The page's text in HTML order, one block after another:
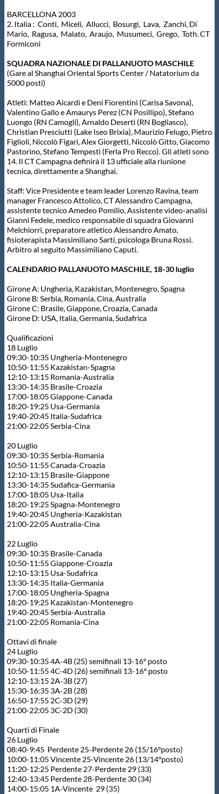
BARCELLONA 2003
2. Italia : Conti, Miceli, Allucci, Bosurgi, Lava, Zanchi, Di
Mario, Ragusa, Malato, Araujo, Musumeci, Grego, Toth. CT
Formiconi
SQUADRA NAZIONALE DI PALLANUOTO MASCHILE
(Gare al Shanghai Oriental Sports Center / Natatorium da
5000 posti)
Atleti: Matteo Aicardi e Deni Fiorentini (Carisa Savona),
Valentino Gallo e Amaurys Perez (CN Posillipo), Stefano
Luongo (RN Camogli), Arnaldo Deserti (RN Bogliasco),
Christian Presciutti (Lake Iseo Brixia), Maurizio Felugo, Pietro
Figlioli, Niccolò Figari, Alex Giorgetti, Niccolò Gitto, Giacomo
Pastorino, Stefano Tempesti (Ferla Pro Recco). Gli atleti sono
14. Il CT Campagna definirà il 13 ufficiale alla riunione
tecnica, direttamente a Shanghai.
Staff: Vice Presidente e team leader Lorenzo Ravina, team
manager Francesco Attolico, CT Alessandro Campagna,
assistente tecnico Amedeo Pomilio, Assistente video-analisi
Gianni Fedele, medico responsabile di squadra Giovanni
Melchiorri, preparatore atletico Alessandro Amato,
fisioterapista Massimiliano Sarti, psicologa Bruna Rossi.
Arbitro al seguito Massimiliano Caputi.
CALENDARIO PALLANUOTO MASCHILE, 18-30 luglio
Girone A: Ungheria, Kazakistan, Montenegro, Spagna
Girone B: Serbia, Romania, Cina, Australia
Girone C: Brasile, Giappone, Croazia, Canada
Girone D: USA, Italia, Germania, Sudafrica
Qualificazioni
18 Luglio
09:30-10:35 Ungheria-Montenegro
10:50-11:55 Kazakistan-Spagna
12:10-13:15 Romania-Australia
13:30-14:35 Brasile-Croazia
17:00-18:05 Giappone-Canada
18:20-19:25 Usa-Germania
19:40-20:45 Italia-Sudafrica
21:00-22:05 Serbia-Cina
20 Luglio
09:30-10:35 Serbia-Romania
10:50-11:55 Canada-Croazia
12:10-13:15 Brasile-Giappone
13:30-14:35 Sudafica-Germania
17:00-18:05 Usa-Italia
18:20-19:25 Spagna-Montenegro
19:40-20:45 Ungheria-Kazakistan
21:00-22:05 Australia-Cina
22 Luglio
09:30-10:35 Brasile-Canada
10:50-11:55 Giappone-Croazia
12:10-13:15 Usa-Sudafrica
13:30-14:35 Italia-Germania
17:00-18:05 Ungheria-Spagna
18:20-19:25 Kazakistan-Montenegro
19:40-20:45 Serbia-Australia
21:00-22:05 Romania-Cina
Ottavi di finale
24 Luglio
09:30-10:35 4A-4B (25) semifinali 13-16° posto
10:50-11:55 4C-4D (26) semifinali 13-16° posto
12:10-13:15 2A-3B (27)
15:30-16:35 3A-2B (28)
16:50-17:55 2C-3D (29)
21:00-22:05 3C-2D (30)
Quarti di Finale
26 Luglio
08:40-9:45 Perdente 25-Perdente 26 (15/16°posto)
10:00-11:05 Vincente 25-Vincente 26 (13/14°posto)
11:20-12:25 Perdente 27-Perdente 29 (33)
12:40-13:45 Perdente 28-Perdente 30 (34)
14:00-15:05 1A-Vincente 29 (35)